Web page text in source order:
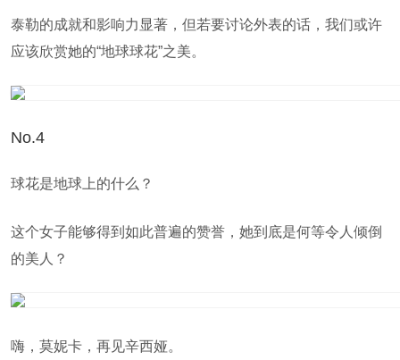
泰勒的成就和影响力显著，但若要讨论外表的话，我们或许
应该欣赏她的“地球球花”之美。
No.4
球花是地球上的什么？
这个女子能够得到如此普遍的赞誉，她到底是何等令人倾倒
的美人？
嗨，莫妮卡，再见辛西娅。